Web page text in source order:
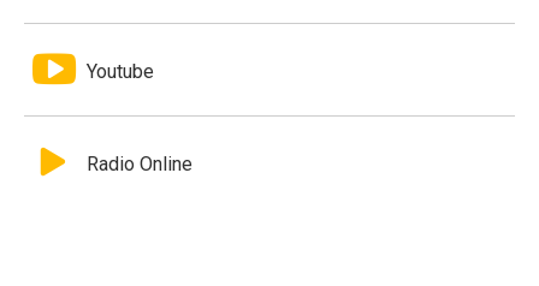
Youtube
Radio Online